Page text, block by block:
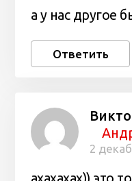
а у нас другое
Ответить
2